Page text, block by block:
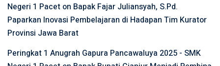
Negeri 1 Pacet on Bapak Fajar Juliansyah, S.Pd.
Paparkan Inovasi Pembelajaran di Hadapan Tim Kurator
Provinsi Jawa Barat
Peringkat 1 Anugrah Gapura Pancawaluya 2025 - SMK